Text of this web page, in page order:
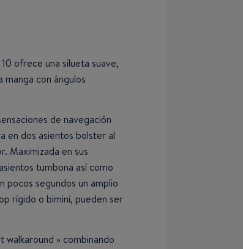
ofrece una silueta suave,
manga con ángulos
de navegación
en dos asientos bolster al
Maximizada en sus
tumbona así como
pocos segundos un amplio
rígido o biminí, pueden ser
walkaround » combinando